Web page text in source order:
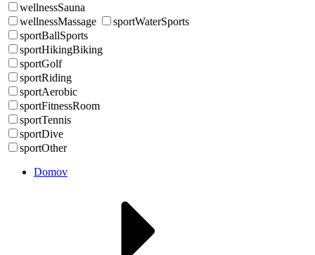
wellnessSauna
wellnessMassage
sportWaterSports
sportBallSports
sportHikingBiking
sportGolf
sportRiding
sportAerobic
sportFitnessRoom
sportTennis
sportDive
sportOther
Domov